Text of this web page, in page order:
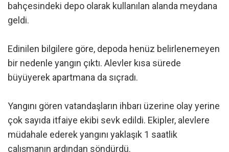
bahçesindeki depo olarak kullanılan alanda meydana
geldi.
Edinilen bilgilere göre, depoda henüz belirlenemeyen
bir nedenle yangın çıktı. Alevler kısa sürede
büyüyerek apartmana da sıçradı.
Yangını gören vatandaşların ihbarı üzerine olay yerine
çok sayıda itfaiye ekibi sevk edildi. Ekipler, alevlere
müdahale ederek yangını yaklaşık 1 saatlik
çalışmanın ardından söndürdü.